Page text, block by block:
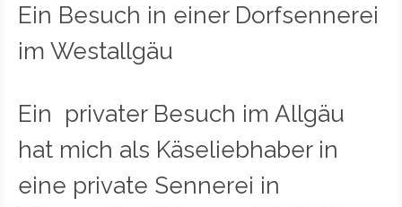
Ein Besuch in einer Dorfsennerei
im Westallgäu
Ein privater Besuch im Allgäu
hat mich als Käseliebhaber in
eine private Sennerei in